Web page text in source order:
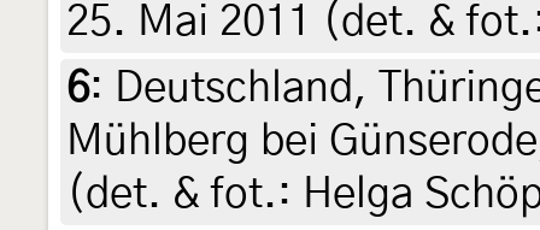
25. Mai 2011 (det. &
6: Deutschland,
Mühlberg bei
(det. & fot.: Helga